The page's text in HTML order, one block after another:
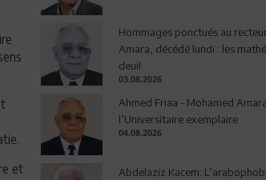
et
Hommages ponctués au
Amara, décédé lundi : les
deuil
03.08.2026
Ahmed Friaa - Mohamed
l’Universitaire exemplaire
04.08.2026
Abdelaziz Kacem: